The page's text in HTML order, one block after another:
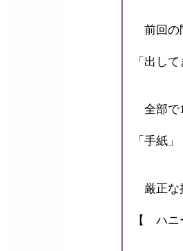
前回の
「出し
全部で
「手紙
厳正な
【 ハ